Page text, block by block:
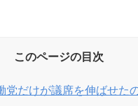
このページの目次
党だけが議席を伸ばせた